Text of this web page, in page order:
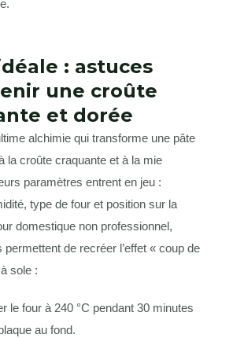
: astuces
une croûte
et dorée
alchimie qui transforme une pâte
la croûte craquante et à la mie
paramètres entrent en jeu :
type de four et position sur la
domestique non professionnel,
de recréer l’effet « coup de
sole :
le four à 240 °C pendant 30 minutes
au fond.